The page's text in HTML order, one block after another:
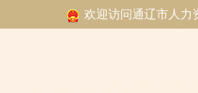
欢迎访问通辽市人力